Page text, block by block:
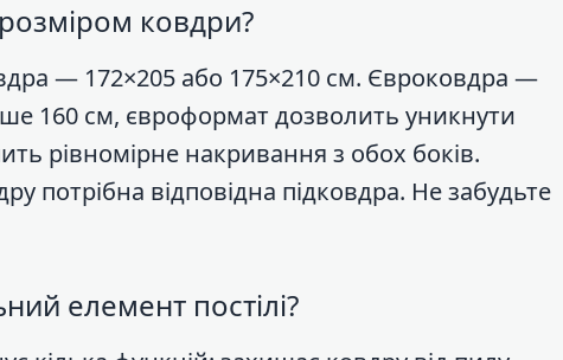
ковдри?
— 172×205 або 175×210 см. Євроковдра —
160 см, євроформат дозволить уникнути
рівномірне накривання з обох боків.
потрібна відповідна підковдра. Не забудьте
елемент постілі?